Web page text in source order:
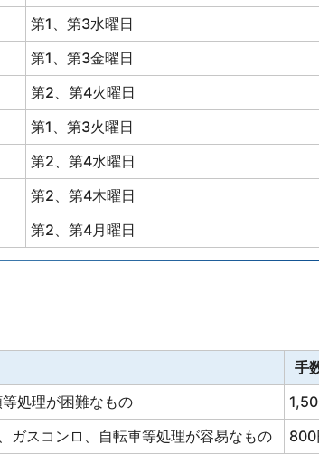
第1、第3水曜日
第1、第3金曜日
第2、第4火曜日
第1、第3火曜日
第2、第4水曜日
第2、第4木曜日
第2、第4月曜日
手
処理が困難なもの
ガスコンロ、自転車等処理が容易なもの
800